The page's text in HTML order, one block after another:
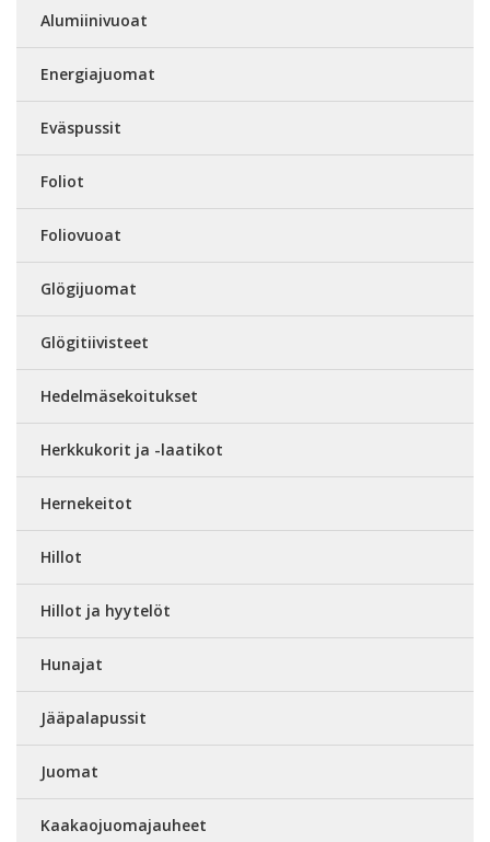
Alumiinivuoat
Energiajuomat
Eväspussit
Foliot
Foliovuoat
Glögijuomat
Glögitiivisteet
Hedelmäsekoitukset
Herkkukorit ja -laatikot
Hernekeitot
Hillot
Hillot ja hyytelöt
Hunajat
Jääpalapussit
Juomat
Kaakaojuomajauheet